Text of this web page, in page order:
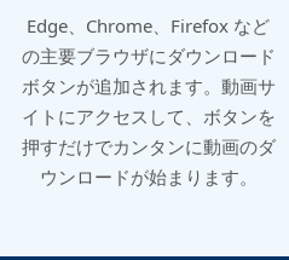
Edge、Chrome、Firefox など
の主要ブラウザにダウンロード
ボタンが追加されます。動画サ
イトにアクセスして、ボタンを
押すだけでカンタンに動画のダ
ウンロードが始まります。